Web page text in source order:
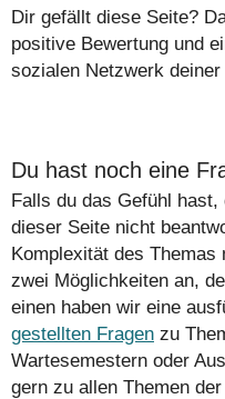
Dir gefällt diese Seite?
positive Bewertung und
sozialen Netzwerk
Du hast noch eine
Falls du das Gefühl
dieser Seite nicht
Komplexität des
zwei Möglichkeiten an,
einen haben wir eine
gestellten Fragen zu
Wartesemestern oder
gern zu allen Themen